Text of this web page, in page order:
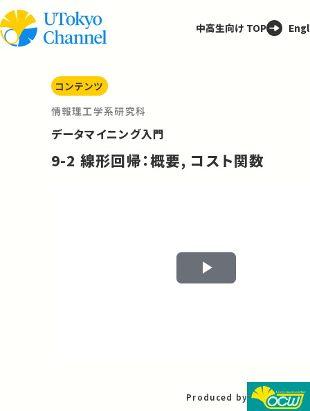
中高生向け TOP
コンテンツ
情報理工学系研究科
データマイニング入門
9-2 線形回帰：概要, コスト関数
Play
Produced by